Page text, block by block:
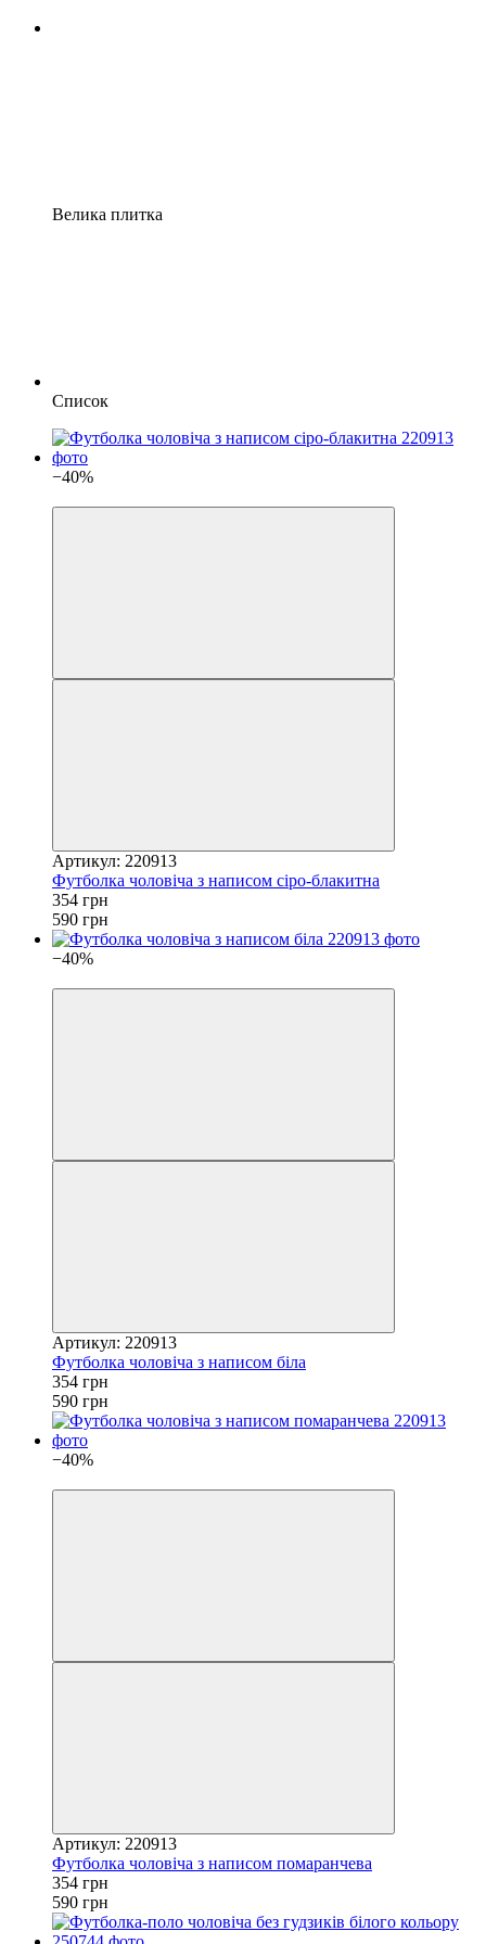
Велика плитка
Список
−40%
Артикул: 220913
Футболка чоловіча з написом сіро-блакитна
354 грн
590 грн
−40%
Артикул: 220913
Футболка чоловіча з написом біла
354 грн
590 грн
−40%
Артикул: 220913
Футболка чоловіча з написом помаранчева
354 грн
590 грн